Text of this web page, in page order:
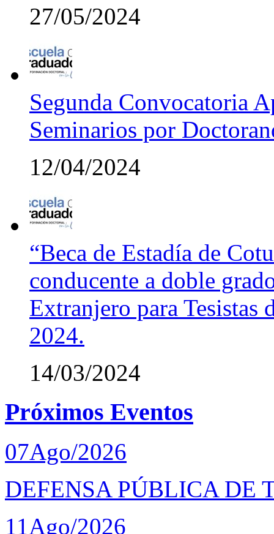
27/05/2024
Segunda Convocatoria
Seminarios por
12/04/2024
“Beca de Estadía de
conducente a doble
Extranjero para Tesistas
2024.
14/03/2024
Próximos Eventos
07Ago/2026
DEFENSA PÚBLICA DE
11Ago/2026